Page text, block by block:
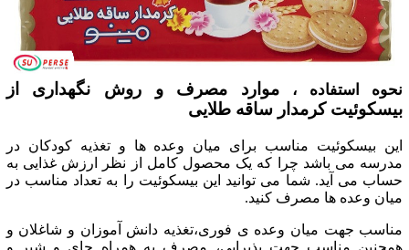
نحوه استفاده ، موارد مصرف و روش نگهداری از
بیسکوئیت کرمدار ساقه طلایی
این بیسکوئیت مناسب برای میان وعده ها و تغذیه کودکان در
مدرسه می باشد چرا که یک محصول کامل از نظر ارزش غذایی به
حساب می آید. شما می توانید این بیسکوئیت را به تعداد مناسب در
میان وعده ها مصرف کنید.
مناسب جهت میان وعده ی فوری،تغذیه دانش آموزان و شاغلان و
همچنین مناسب جهت پذیرایی، مصرف به همراه چای و شیر و